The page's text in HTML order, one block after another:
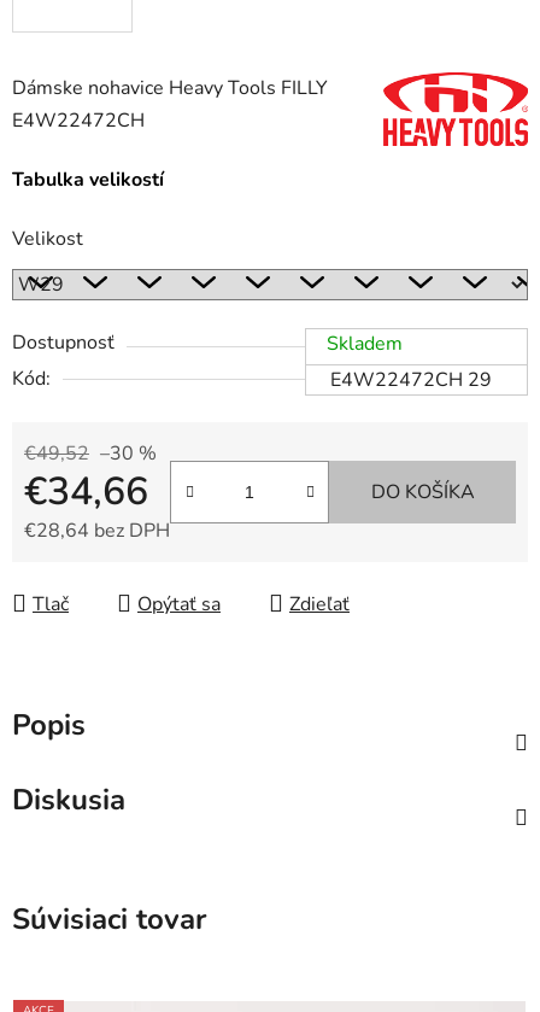
Dámske nohavice Heavy Tools FILLY
E4W22472CH
Tabulka velikostí
Velikost
Dostupnosť
Skladem
Kód:
E4W22472CH 29
€49,52 –30 %
€34,66
€28,64 bez DPH
DO KOŠÍKA
Tlač Opýtať sa Zdieľať
Popis
Diskusia
Súvisiaci tovar